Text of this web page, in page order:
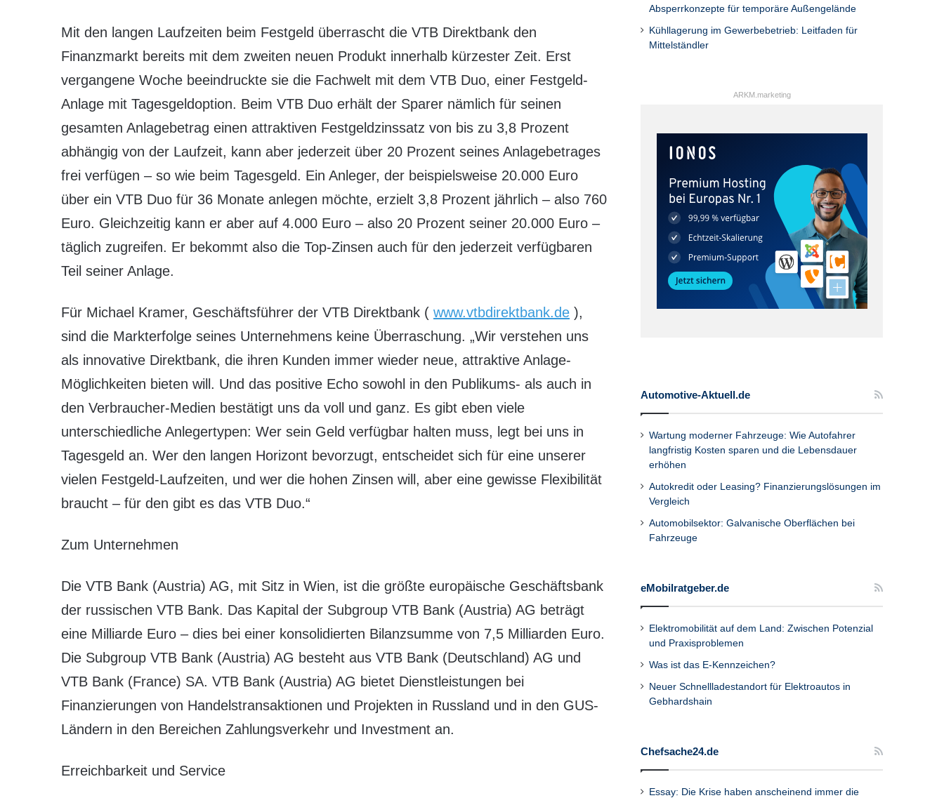
Mit den langen Laufzeiten beim Festgeld überrascht die VTB Direktbank den
Finanzmarkt bereits mit dem zweiten neuen Produkt innerhalb kürzester Zeit. Erst
vergangene Woche beeindruckte sie die Fachwelt mit dem VTB Duo, einer Festgeld-
Anlage mit Tagesgeldoption. Beim VTB Duo erhält der Sparer nämlich für seinen
gesamten Anlagebetrag einen attraktiven Festgeldzinssatz von bis zu 3,8 Prozent
abhängig von der Laufzeit, kann aber jederzeit über 20 Prozent seines Anlagebetrages
frei verfügen – so wie beim Tagesgeld. Ein Anleger, der beispielsweise 20.000 Euro
über ein VTB Duo für 36 Monate anlegen möchte, erzielt 3,8 Prozent jährlich – also 760
Euro. Gleichzeitig kann er aber auf 4.000 Euro – also 20 Prozent seiner 20.000 Euro –
täglich zugreifen. Er bekommt also die Top-Zinsen auch für den jederzeit verfügbaren
Teil seiner Anlage.
Für Michael Kramer, Geschäftsführer der VTB Direktbank ( www.vtbdirektbank.de ),
sind die Markterfolge seines Unternehmens keine Überraschung. „Wir verstehen uns
als innovative Direktbank, die ihren Kunden immer wieder neue, attraktive Anlage-
Möglichkeiten bieten will. Und das positive Echo sowohl in den Publikums- als auch in
den Verbraucher-Medien bestätigt uns da voll und ganz. Es gibt eben viele
unterschiedliche Anlegertypen: Wer sein Geld verfügbar halten muss, legt bei uns in
Tagesgeld an. Wer den langen Horizont bevorzugt, entscheidet sich für eine unserer
vielen Festgeld-Laufzeiten, und wer die hohen Zinsen will, aber eine gewisse Flexibilität
braucht – für den gibt es das VTB Duo.“
Zum Unternehmen
Die VTB Bank (Austria) AG, mit Sitz in Wien, ist die größte europäische Geschäftsbank
der russischen VTB Bank. Das Kapital der Subgroup VTB Bank (Austria) AG beträgt
eine Milliarde Euro – dies bei einer konsolidierten Bilanzsumme von 7,5 Milliarden Euro.
Die Subgroup VTB Bank (Austria) AG besteht aus VTB Bank (Deutschland) AG und
VTB Bank (France) SA. VTB Bank (Austria) AG bietet Dienstleistungen bei
Finanzierungen von Handelstransaktionen und Projekten in Russland und in den GUS-
Ländern in den Bereichen Zahlungsverkehr und Investment an.
Erreichbarkeit und Service
Absperrkonzepte für temporäre Außengelände
Kühllagerung im Gewerbebetrieb: Leitfaden für
Mittelständler
ARKM.marketing
Automotive-Aktuell.de
Wartung moderner Fahrzeuge: Wie Autofahrer
langfristig Kosten sparen und die Lebensdauer
erhöhen
Autokredit oder Leasing? Finanzierungslösungen im
Vergleich
Automobilsektor: Galvanische Oberflächen bei
Fahrzeuge
eMobilratgeber.de
Elektromobilität auf dem Land: Zwischen Potenzial
und Praxisproblemen
Was ist das E-Kennzeichen?
Neuer Schnellladestandort für Elektroautos in
Gebhardshain
Chefsache24.de
Essay: Die Krise haben anscheinend immer die